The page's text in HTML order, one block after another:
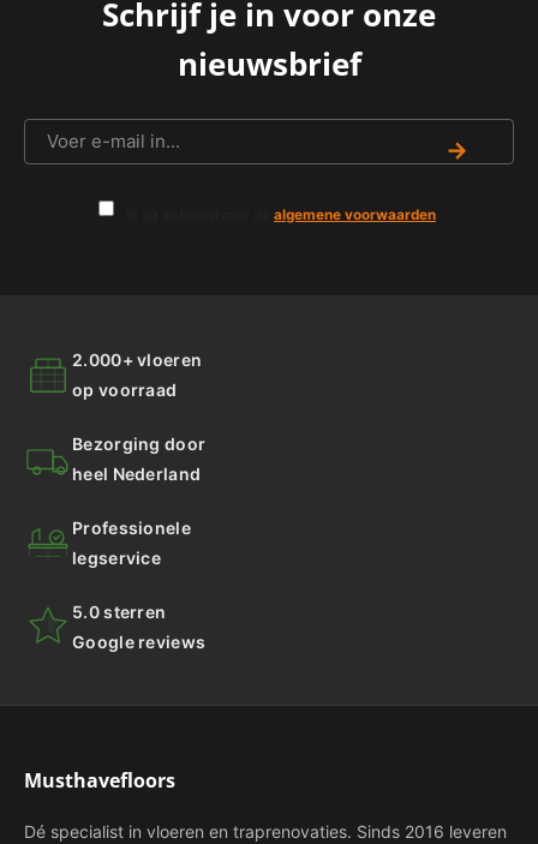
Schrijf je in voor onze
nieuwsbrief
→
algemene voorwaarden
2.000+ vloeren
op voorraad
Bezorging door
heel Nederland
Professionele
legservice
5.0 sterren
Google reviews
Musthavefloors
Dé specialist in vloeren en traprenovaties. Sinds 2016 leveren